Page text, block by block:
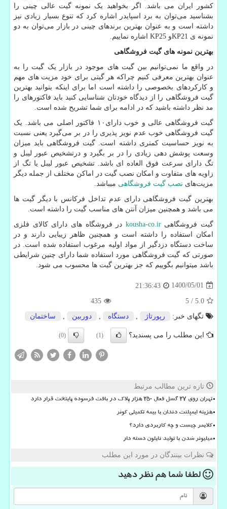
کشور ایران می باشد. اگر بخواهید یک نمونه گیت عالی چینی را
بشناسید می‌توان به برد اسپایدر اشاره کرد که تنوع بسیار زیادی نیز
داشته است و به عنوان بهترین برندهای چینی در بازار می‌توان به دو
نمونه ی KP21و KP25 اشاره نماییم.
بهترین نمونه های گیت فروشگاهی
در واقع ما نمی‌توانیم بین گیت های موجود در بازار یک گیت را به
عنوان بهترین معرفی کنیم چراکه هر گیتی برای خود مزیت های مهم
و کارکردهای بخصوصی را داشته است اما برای اینکه بتوانید بهترین
گیت فروشگاهی را از دیدگاه خودتان شناسایی کنید باید فاکتورهای را
مد نظر داشته باشید که در ادامه برای شما تشریح شده است.
گیت فروشگاهی عالی و خوب دارای۱۰ فاکتور اصلی می باشد. یک
گیت فروشگاهی خوب عدم نویز پذیری را در بر می‌گیرد یعنی نسبت
به نویز حساسیت کمتری داشته است. گیت فروشگاهی باید میزان
وسعت پوشش دهی زیادی را در بر بگیرد و درتشخیص عبور لیبل و
تگ دارای سرعت فوق العاده ای باشد. تشخیص عبور لیبل یا تگ از
زاویه های متفاوت و امکان نصب گیت در اماکن مختلف از جمله دیگر
مزیت‌های نصب گیت فروشگاهی میباشد.
بهترین گیت فروشگاهی دارای عدم تداخل فرکانس با دیگر گیت ها
می باشد و همچنین میزان آنتن های مناسب گیت را داشته است.
گیت فروشگاهیkousha-co.ir در فروشگاه های دارای کالای فلزی
امکان استفاده را داشته است و همچنین ظاهر زیبایی دارند و در
ساخت دستگاه دزدگیر از مواد اولیه مرغوب استفاده شده است. در
صورتی که گیت فروشگاهی مورد استفاده شما دارای چنین شرایطی
باشد میتوانیم بگوییم که جز بهترین گیت ها محسوب می شود.
1400/05/01
21:36:43
5.0
/
5
435
تگهای خبر:
رپورتاژ دستگاه دوربین ساختمان
این مطلب را می پسندید؟ (1)
(0)
تازه ترین مطالب مرتبط
تهران روی ۲۷ گسل فعال ۲۵۰ هزار پلاک در بافت فرسوده پایتخت قرار دارد
هزینه ایمپلنت دندان با بیمه تکمیلی کوثر
کلایمر چیست و چه کاربردی دارد؟
میلیونر شدن با تولید نایلون دسته دار
نظرات بینندگان در مورد این مطلب
لطفا شما همنظر دهید